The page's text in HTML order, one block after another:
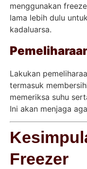
menggunakan
lama lebih dulu
kadaluarsa.
Lakukan
termasuk
memeriksa suhu
Ini akan menjaga
Freezer